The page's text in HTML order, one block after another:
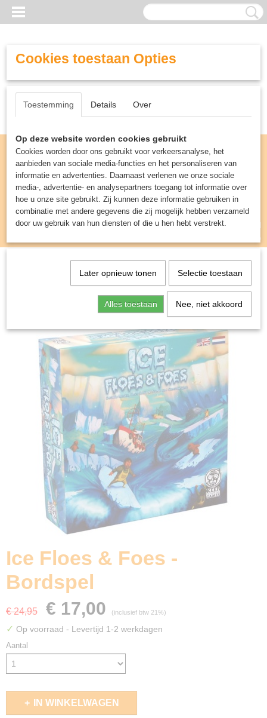
Inloggen Registreren
UW WINKELWAGEN
(0)
Spellen & Puzzels> Ice Floes & Foes - Bordspel
Ice Floes & Foes -
Bordspel
€ 24,95 € 17,00 (inclusief btw 21%)
✓ Op voorraad - Levertijd 1-2 werkdagen
Aantal
IN WINKELWAGEN
Cookies toestaan Opties
Toestemming Details Over
Op deze website worden cookies gebruikt
Cookies worden door ons gebruikt voor verkeersanalyse, het
aanbieden van sociale media-functies en het personaliseren van
informatie en advertenties. Daarnaast verlenen we onze sociale
media-, advertentie- en analysepartners toegang tot informatie over
hoe u onze site gebruikt. Zij kunnen deze informatie gebruiken in
combinatie met andere gegevens die zij mogelijk hebben verzameld
door uw gebruik van hun diensten of die u hen hebt verstrekt.
Later opnieuw tonen Selectie toestaan
Alles toestaan Nee, niet akkoord